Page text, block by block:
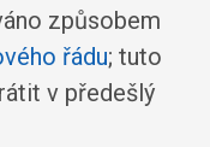
způsobem
řádu; tuto
v předešlý